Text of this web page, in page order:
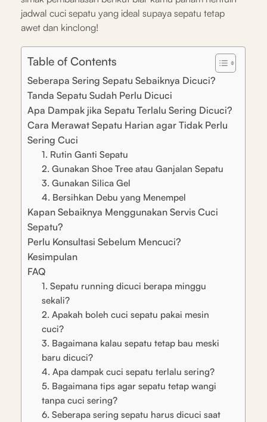
jadwal cuci sepatu yang ideal supaya sepatu tetap
awet dan kinclong!
Table of Contents
Seberapa Sering Sepatu Sebaiknya Dicuci?
Tanda Sepatu Sudah Perlu Dicuci
Apa Dampak jika Sepatu Terlalu Sering Dicuci?
Cara Merawat Sepatu Harian agar Tidak Perlu
Sering Cuci
1. Rutin Ganti Sepatu
2. Gunakan Shoe Tree atau Ganjalan Sepatu
3. Gunakan Silica Gel
4. Bersihkan Debu yang Menempel
Kapan Sebaiknya Menggunakan Servis Cuci
Sepatu?
Perlu Konsultasi Sebelum Mencuci?
Kesimpulan
FAQ
1. Sepatu running dicuci berapa minggu
sekali?
2. Apakah boleh cuci sepatu pakai mesin
cuci?
3. Bagaimana kalau sepatu tetap bau meski
baru dicuci?
4. Apa dampak cuci sepatu terlalu sering?
5. Bagaimana tips agar sepatu tetap wangi
tanpa cuci sering?
6. Seberapa sering sepatu harus dicuci saat